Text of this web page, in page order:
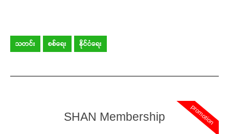
သတင်း စစ်ရေး နိုင်ငံရေး
promotion
SHAN Membership